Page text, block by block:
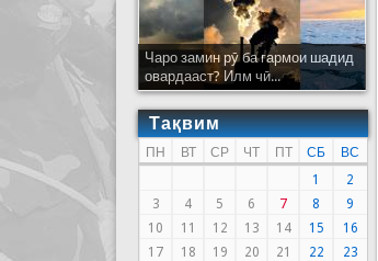
Чаро замин рӯ ба гармои шадид
овардааст? Илм чӣ...
Тақвим
ПН ВТ СР ЧТ ПТ СБ
ВС
1
2
3
4 5 6 7 8
9
10
11 12 13 14 15
16
17
18 19 20 21 22
23